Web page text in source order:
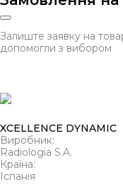
Залиште заявку на
допомогли з вибором
XCELLENCE DYNAMIC
Виробник:
Radiologia S.A.
Країна:
Іспанія